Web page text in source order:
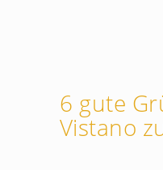
6 gute
Vistano